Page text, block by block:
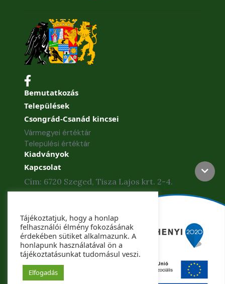
Bemutatkozás
Települések
Csongrád-Csanád kincsei
Vármegyei értéktár
Települési értéktár
Kiadványok
Kapcsolat
Cím: 6720 Szeged, Tisza Lajos krt. 2-4.
Telefax: +36 62 425-435
Copyright © 2022. Csongrád-Csanád Vármegye
Önkormányzata. Minden jog fenntartva.
Készítette: Csongrád-Csanád Megyei Önkormányzat
Tájékoztatjuk, hogy a honlap
felhasználói élmény fokozásának
érdekében sütiket alkalmazunk. A
honlapunk használatával ön a
tájékoztatásunkat tudomásul veszi.
Elfogadás